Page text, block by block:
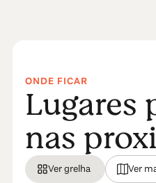
ONDE FICAR
Lugares
nas
Ver grelha Ver